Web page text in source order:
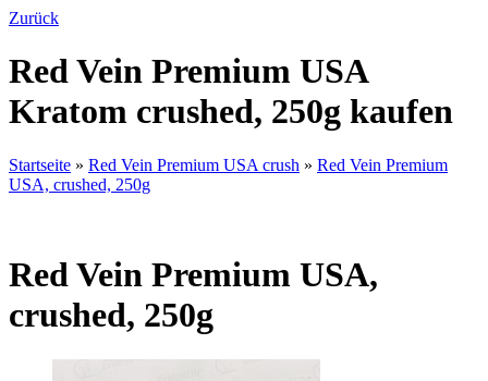
Zurück
Red Vein Premium USA
Kratom crushed, 250g kaufen
Startseite » Red Vein Premium USA crush » Red Vein Premium
USA, crushed, 250g
Red Vein Premium USA,
crushed, 250g